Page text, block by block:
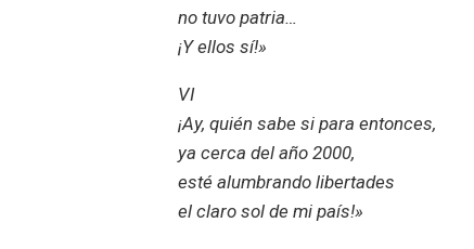
no tuvo patria…
¡Y ellos sí!»
VI
¡Ay, quién sabe si para entonces,
ya cerca del año 2000,
esté alumbrando libertades
el claro sol de mi país!»